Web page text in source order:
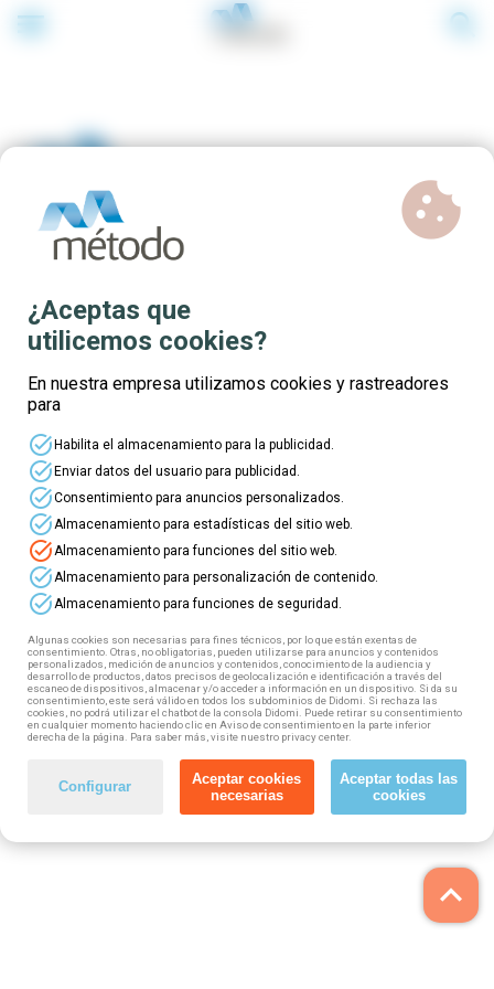
menu search
Cursos online gratuitos de
Marketing Digital
cursos son para ti! Cursos online 100%
subvencionados para trabajadores y trabajadoras
del Principiado de Asturias.
¡Elige tu curso y solicita tu plaza
keyboard_arrow_up
¿Aceptas que
utilicemos cookies?
cookie
En nuestra empresa utilizamos cookies y rastreadores
para
task_altHabilita el almacenamiento para la publicidad.
task_altEnviar datos del usuario para publicidad.
task_altConsentimiento para anuncios personalizados.
task_alt Almacenamiento para estadísticas del sitio web.
task_alt Almacenamiento para funciones del sitio web.
task_alt Almacenamiento para personalización de contenido.
task_alt Almacenamiento para funciones de seguridad.
Algunas cookies son necesarias para fines técnicos, por lo que están exentas de
consentimiento. Otras, no obligatorias, pueden utilizarse para anuncios y contenidos
personalizados, medición de anuncios y contenidos, conocimiento de la audiencia y
desarrollo de productos, datos precisos de geolocalización e identificación a través del
escaneo de dispositivos, almacenar y/o acceder a información en un dispositivo. Si da su
consentimiento, este será válido en todos los subdominios de Didomi. Si rechaza las
cookies, no podrá utilizar el chatbot de la consola Didomi. Puede retirar su consentimiento
en cualquier momento haciendo clic en Aviso de consentimiento en la parte inferior
derecha de la página. Para saber más, visite nuestro privacy center.
Configurar
Aceptar cookies
necesarias
Aceptar todas las
cookies